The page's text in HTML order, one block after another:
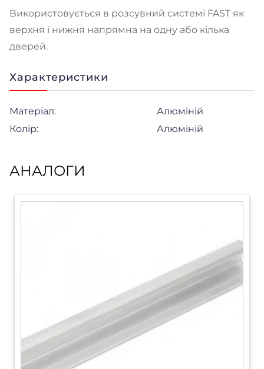
Використовується в розсувний системі FAST як
верхня і нижня напрямна на одну або кілька
дверей.
Характеристики
Матеріал:
Алюміній
Колір:
Алюміній
АНАЛОГИ